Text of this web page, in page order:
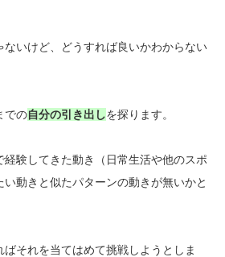
ないけど、どうすれば良いかわからない
での自分の引き出しを探ります。
経験してきた動き（日常生活や他のスポ
動きと似たパターンの動きが無いかと
ばそれを当てはめて挑戦しようとしま